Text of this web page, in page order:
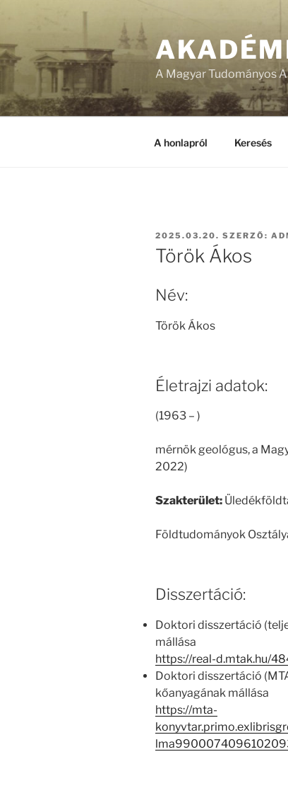
A Magyar Tudományos
A honlapról Keresés
BEKÜLDVE:
2025.03.20. SZERZŐ:
Török Ákos
Név:
Török Ákos
Életrajzi adatok:
(1963 – )
mérnök geológus, a
2022)
Szakterület:
Földtudományok
Disszertáció:
Doktori disszertáció
mállása
https://real-d.mtak.hu/
Doktori disszertáció
kőanyagának mállása
https://mta-